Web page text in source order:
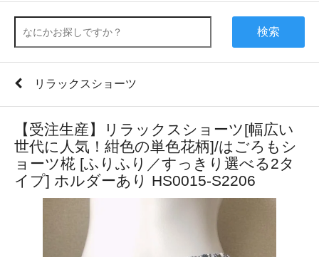
検索
リラックスショーツ
【受注生産】リラックスショーツ[幅広い
世代に人気！紺色の単色花柄]/はごろもシ
ョーツ椛 [ふりふり／すっきり選べる2タ
イプ] ホルダーあり HS0015-S2206